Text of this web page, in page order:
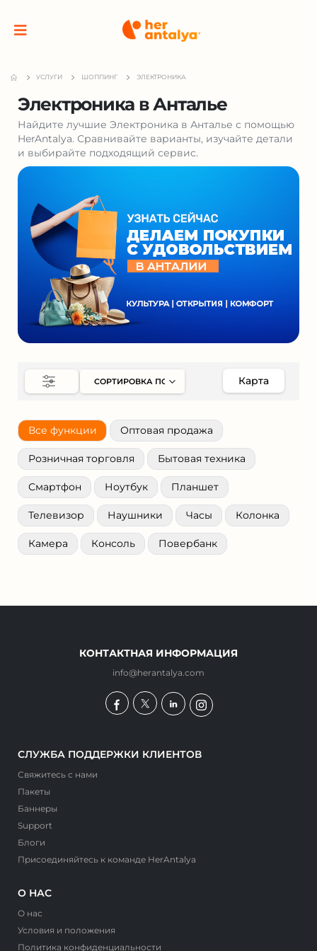
УСЛУГИ ШОППИНГ ЭЛЕКТРОНИКА
Электроника в Анталье
Найдите лучшие Электроника в Анталье с помощью
HerAntalya. Сравнивайте варианты, изучайте детали
и выбирайте подходящий сервис.
Карта
Все функции Оптовая продажа
Розничная торговля Бытовая техника
Смартфон Ноутбук Планшет
Телевизор Наушники Часы Колонка
Камера Консоль Повербанк
КОНТАКТНАЯ ИНФОРМАЦИЯ
info@herantalya.com
СЛУЖБА ПОДДЕРЖКИ КЛИЕНТОВ
Свяжитесь с нами
Пакеты
Баннеры
Support
Блоги
Присоединяйтесь к команде HerAntalya
О НАС
О нас
Условия и положения
Политика конфиденциальности